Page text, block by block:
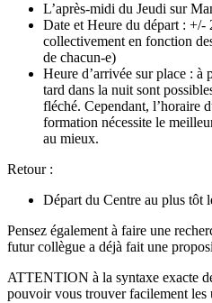
L’après-midi du Jeudi sur
Date et Heure du départ : +/-
collectivement en fonction
de chacun-e)
Heure d’arrivée sur place : à
tard dans la nuit sont
fléché. Cependant, l’horaire
formation nécessite le
au mieux.
Retour :
Départ du Centre au plus tôt
Pensez également à faire une
futur collègue a déjà fait une
ATTENTION à la syntaxe exacte
pouvoir vous trouver facilement les